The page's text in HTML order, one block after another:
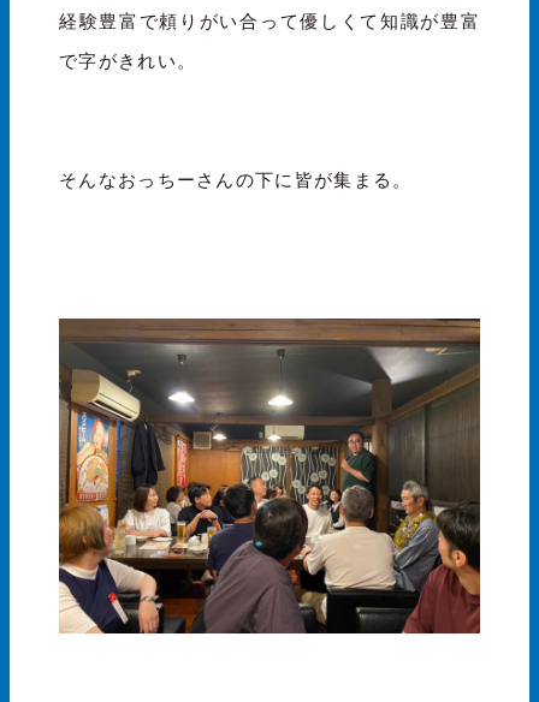
経験豊富で頼りがい合って優しくて知識が豊富
で字がきれい。
そんなおっちーさんの下に皆が集まる。